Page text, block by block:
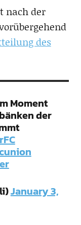
nach der
des
Moment
der
January 3,